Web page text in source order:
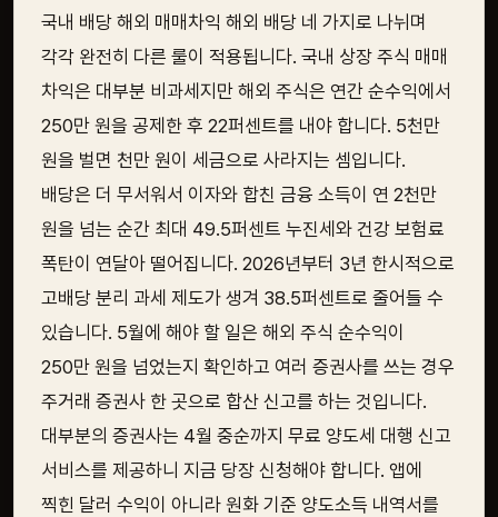
국내 배당 해외 매매차익 해외 배당 네 가지로 나뉘며
각각 완전히 다른 룰이 적용됩니다. 국내 상장 주식 매매
차익은 대부분 비과세지만 해외 주식은 연간 순수익에서
250만 원을 공제한 후 22퍼센트를 내야 합니다. 5천만
원을 벌면 천만 원이 세금으로 사라지는 셈입니다.
배당은 더 무서워서 이자와 합친 금융 소득이 연 2천만
원을 넘는 순간 최대 49.5퍼센트 누진세와 건강 보험료
폭탄이 연달아 떨어집니다. 2026년부터 3년 한시적으로
고배당 분리 과세 제도가 생겨 38.5퍼센트로 줄어들 수
있습니다. 5월에 해야 할 일은 해외 주식 순수익이
250만 원을 넘었는지 확인하고 여러 증권사를 쓰는 경우
주거래 증권사 한 곳으로 합산 신고를 하는 것입니다.
대부분의 증권사는 4월 중순까지 무료 양도세 대행 신고
서비스를 제공하니 지금 당장 신청해야 합니다. 앱에
찍힌 달러 수익이 아니라 원화 기준 양도소득 내역서를